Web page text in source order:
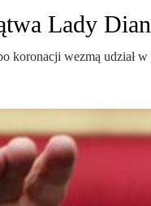
Lady
koronacji wezmą udział